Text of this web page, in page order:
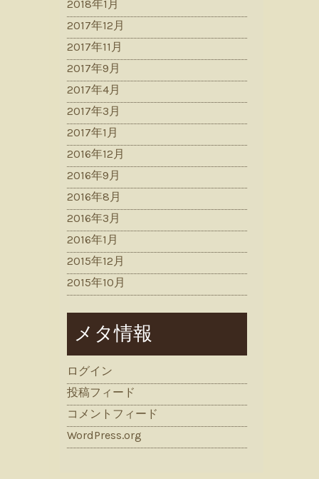
2018年1月
2017年12月
2017年11月
2017年9月
2017年4月
2017年3月
2017年1月
2016年12月
2016年9月
2016年8月
2016年3月
2016年1月
2015年12月
2015年10月
メタ情報
ログイン
投稿フィード
コメントフィード
WordPress.org